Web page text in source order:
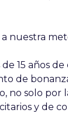
nuestra
15 años
de
no solo
y de